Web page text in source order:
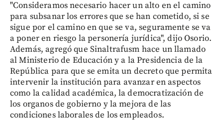
"Consideramos necesario hacer un alto en el camino
para subsanar los errores que se han cometido, si se
sigue por el camino en que se va, seguramente se va
a poner en riesgo la personería jurídica", dijo Osorio.
Además, agregó que Sinaltrafusm hace un llamado
al Ministerio de Educación y a la Presidencia de la
República para que se emita un decreto que permita
intervenir la institución para avanzar en aspectos
como la calidad académica, la democratización de
los organos de gobierno y la mejora de las
condiciones laborales de los empleados.